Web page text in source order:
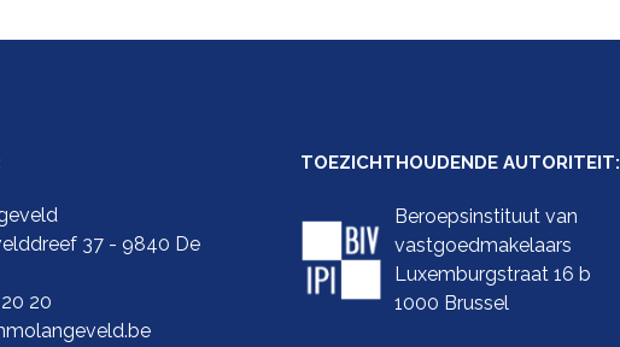
37 - 9840 De
20
TOEZICHTHOUDENDE AUTORITEIT:
Beroepsinstituut van
vastgoedmakelaars
Luxemburgstraat 16 b
1000 Brussel